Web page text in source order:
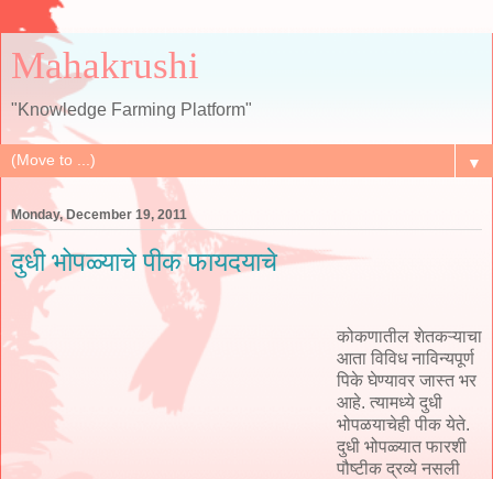
Mahakrushi
"Knowledge Farming Platform"
▼
Monday, December 19, 2011
दुधी भोपळ्याचे पीक फायदयाचे
कोकणातील शेतकऱ्याचा
आता विविध नाविन्यपूर्ण
पिके घेण्यावर जास्त भर
आहे. त्यामध्ये दुधी
भोपळयाचेही पीक येते.
दुधी भोपळ्यात फारशी
पौष्टीक द्रव्ये नसली